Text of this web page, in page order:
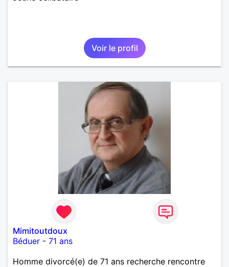
Voir le profil
Mimitoutdoux
Béduer - 71 ans
Homme divorcé(e) de 71 ans recherche rencontre